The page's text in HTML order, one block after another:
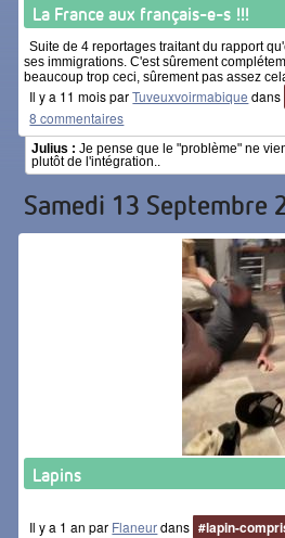
La France aux français-e-s !!!
Suite de 4 reportages traitant du rapport
ses immigrations. C'est sûrement
beaucoup trop ceci, sûrement pas assez
Il y a 11 mois parTuveuxvoirmabique dans
8 commentaires
Julius : Je pense que le "problème" ne
plutôt de l'intégration..
Samedi 13 Septembre
Lapins
Il y a 1 an par Flaneurdans #lapin-